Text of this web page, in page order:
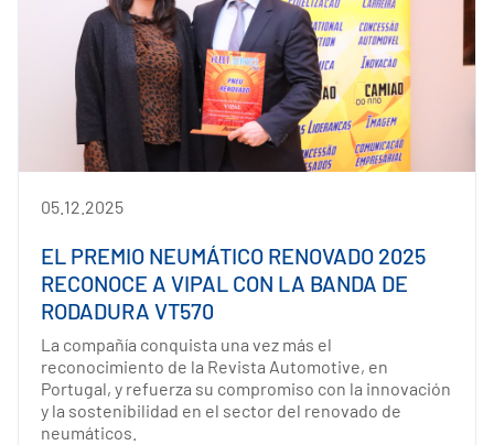
05.12.2025
EL PREMIO NEUMÁTICO RENOVADO 2025
RECONOCE A VIPAL CON LA BANDA DE
RODADURA VT570
La compañía conquista una vez más el
reconocimiento de la Revista Automotive, en
Portugal, y refuerza su compromiso con la innovación
y la sostenibilidad en el sector del renovado de
neumáticos.